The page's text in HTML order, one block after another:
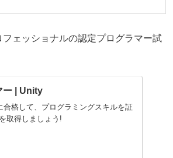
ェッショナルの認定プログラマー試
| Unity
格して、プログラミングスキルを証
取得しましょう!